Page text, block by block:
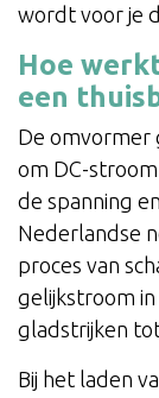
wordt voor je
Hoe
een
De omvormer
om DC-
de spanning
Nederlandse
proces van
gelijkstroom
gladstrijken
Bij het laden